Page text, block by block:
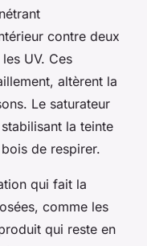
contre deux
UV. Ces
altèrent la
Le saturateur
la teinte
de respirer.
qui fait la
comme les
qui reste en